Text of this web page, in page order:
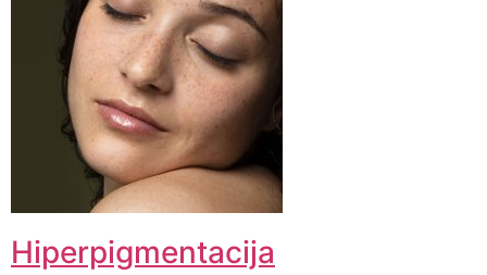
Hiperpigmentacija